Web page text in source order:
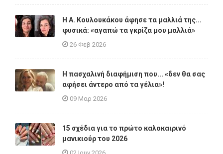
Η A. Κουλουκάκου άφησε τα μαλλιά της...
φυσικά: «αγαπώ τα γκρίζα μου μαλλιά»
26 Φεβ 2026
Η πασχαλινή διαφήμιση που... «δεν θα σας
αφήσει άντερο από τα γέλια»!
09 Μαρ 2026
15 σχέδια για το πρώτο καλοκαιρινό
μανικιούρ του 2026